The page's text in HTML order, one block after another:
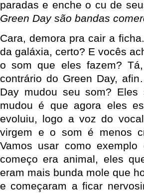
paradas e enche o cu de
Green Day são bandas
Cara, demora pra cair a
da galáxia, certo? E vocês
o som que eles fazem?
contrário do Green Day,
Day mudou seu som?
mudou é que agora eles
evoluiu, logo a voz do
virgem e o som é menos
Vamos usar como
começo era animal, eles
eram mais bunda mole que
e começaram a ficar